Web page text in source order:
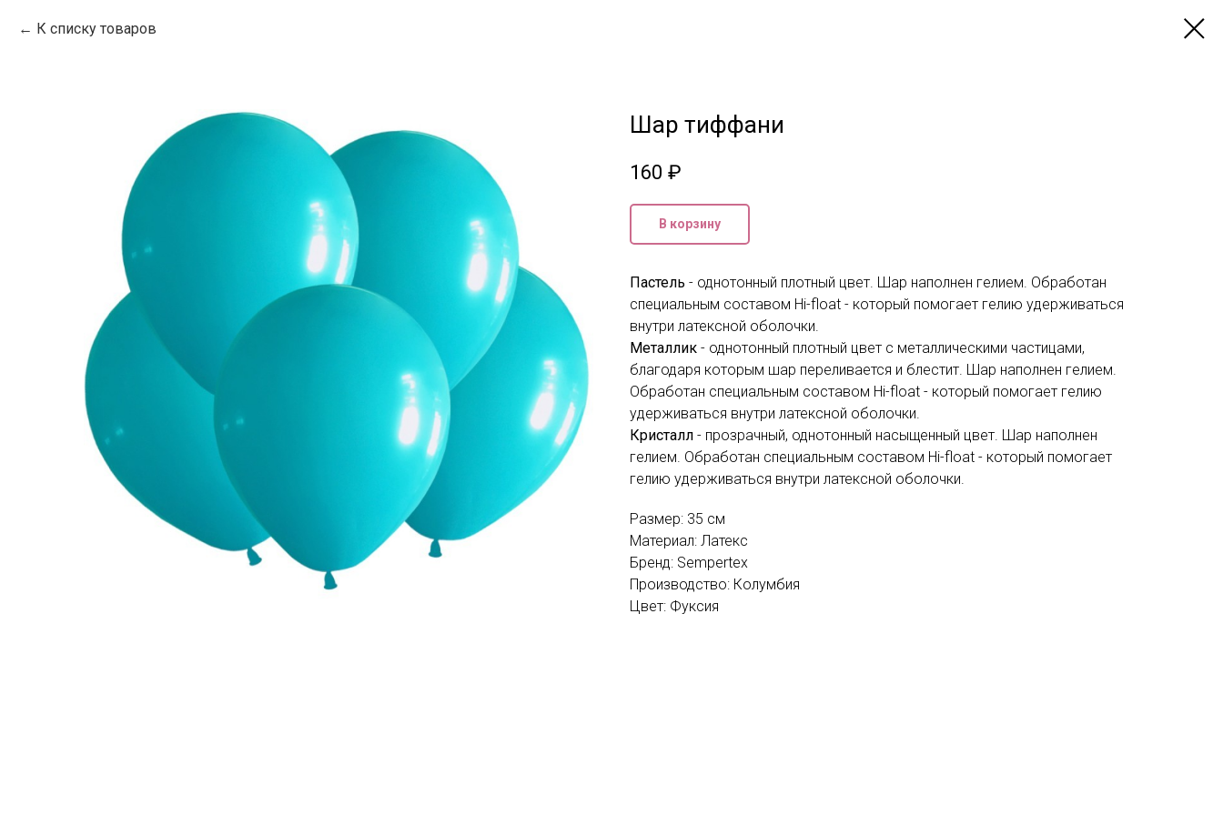
К списку товаров
Шар тиффани
160 ₽
В корзину
Пастель - однотонный плотный цвет. Шар наполнен гелием. Обработан
специальным составом Hi-float - который помогает гелию удерживаться
внутри латексной оболочки.
Металлик - однотонный плотный цвет с металлическими частицами,
благодаря которым шар переливается и блестит. Шар наполнен гелием.
Обработан специальным составом Hi-float - который помогает гелию
удерживаться внутри латексной оболочки.
Кристалл - прозрачный, однотонный насыщенный цвет. Шар наполнен
гелием. Обработан специальным составом Hi-float - который помогает
гелию удерживаться внутри латексной оболочки.
Размер: 35 см
Материал: Латекс
Бренд: Sempertex
Производство: Колумбия
Цвет: Фуксия